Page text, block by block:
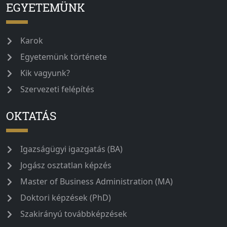
EGYETEMÜNK
Karok
Egyetemünk története
Kik vagyunk?
Szervezeti felépítés
OKTATÁS
Igazságügyi igazgatás (BA)
Jogász osztatlan képzés
Master of Business Administration (MA)
Doktori képzések (PhD)
Szakirányú továbbképzések